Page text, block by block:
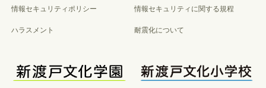
情報セキュリティポリシー 情報セキュリティに関する規程
ハラスメント 耐震化について